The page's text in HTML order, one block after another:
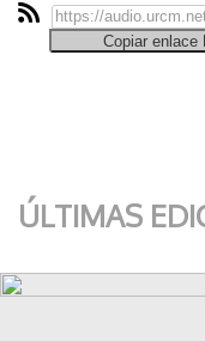
Copiar enlace
ÚLTIMAS